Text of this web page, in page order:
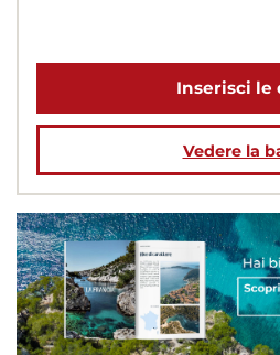
Inserisci le
Vedere la